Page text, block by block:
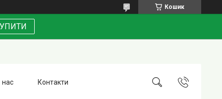
Кошик
нас Контакти